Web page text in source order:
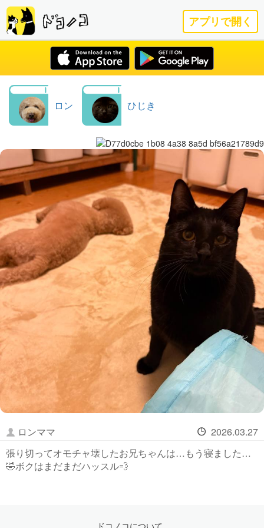
アプリで開く
ロン ひじき
ロンママ
2026.03.27
張り切ってオモチャ壊したお兄ちゃんは…もう寝ました…
🤣ボクはまだまだハッスル💨